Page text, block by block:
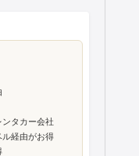
タカー会社
ル経由がお得